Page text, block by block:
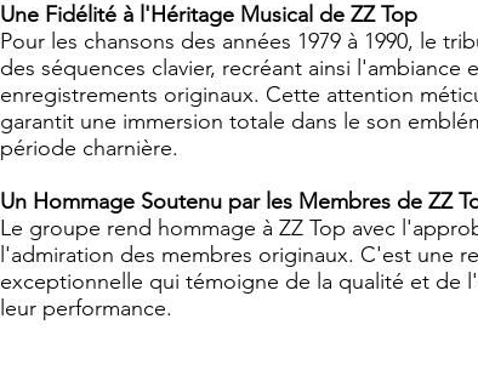
Une Fidélité à l'Héritage Musical de ZZ Top
Pour les chansons des années 1979 à 1990, le
des séquences clavier, recréant ainsi l'ambiance
enregistrements originaux. Cette attention
garantit une immersion totale dans le son
période charnière.
Un Hommage Soutenu par les Membres de ZZ
Le groupe rend hommage à ZZ Top avec
l'admiration des membres originaux. C'est une
exceptionnelle qui témoigne de la qualité et de
leur performance.